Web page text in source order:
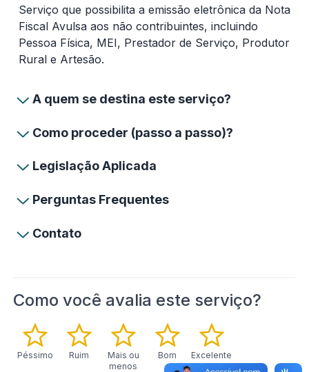
Serviço que possibilita a emissão eletrônica da Nota
Fiscal Avulsa aos não contribuintes, incluindo
Pessoa Física, MEI, Prestador de Serviço, Produtor
Rural e Artesão.
A quem se destina este serviço?
Como proceder (passo a passo)?
Legislação Aplicada
Perguntas Frequentes
Contato
Como você avalia este serviço?
Péssimo Ruim
Mais ou
menos
Bom Excelente